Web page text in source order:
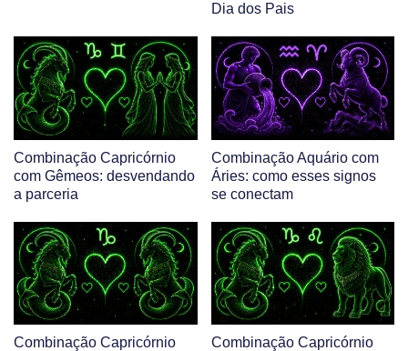
Dia dos Pais
Combinação Capricórnio
com Gêmeos: desvendando
a parceria
Combinação Aquário com
Áries: como esses signos
se conectam
Combinação Capricórnio
Combinação Capricórnio